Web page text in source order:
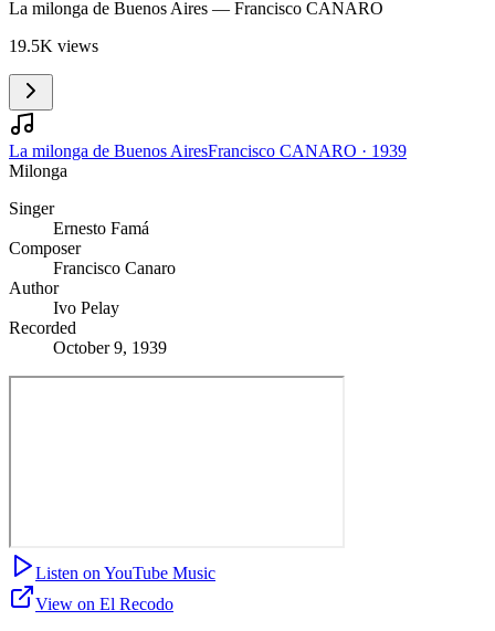
La milonga de Buenos Aires — Francisco CANARO
19.5K views
La milonga de Buenos AiresFrancisco CANARO · 1939
Milonga
Singer
Ernesto Famá
Composer
Francisco Canaro
Author
Ivo Pelay
Recorded
October 9, 1939
Listen on YouTube Music
View on El Recodo